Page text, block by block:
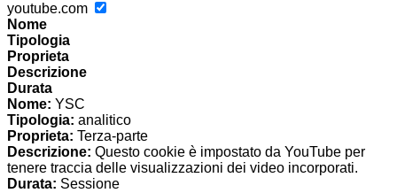
youtube.com
Nome
Tipologia
Proprieta
Descrizione
Durata
Nome: YSC
Tipologia: analitico
Proprieta: Terza-parte
Descrizione: Questo cookie è impostato da YouTube per
tenere traccia delle visualizzazioni dei video incorporati.
Durata: Sessione